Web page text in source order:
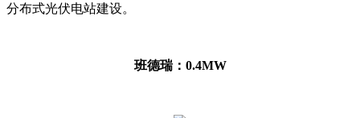
分布式光伏电站建设。
班德瑞：0.4MW